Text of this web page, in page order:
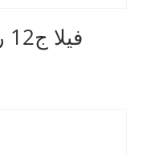
(فيلا ج12 رضا (زيد الشاويش